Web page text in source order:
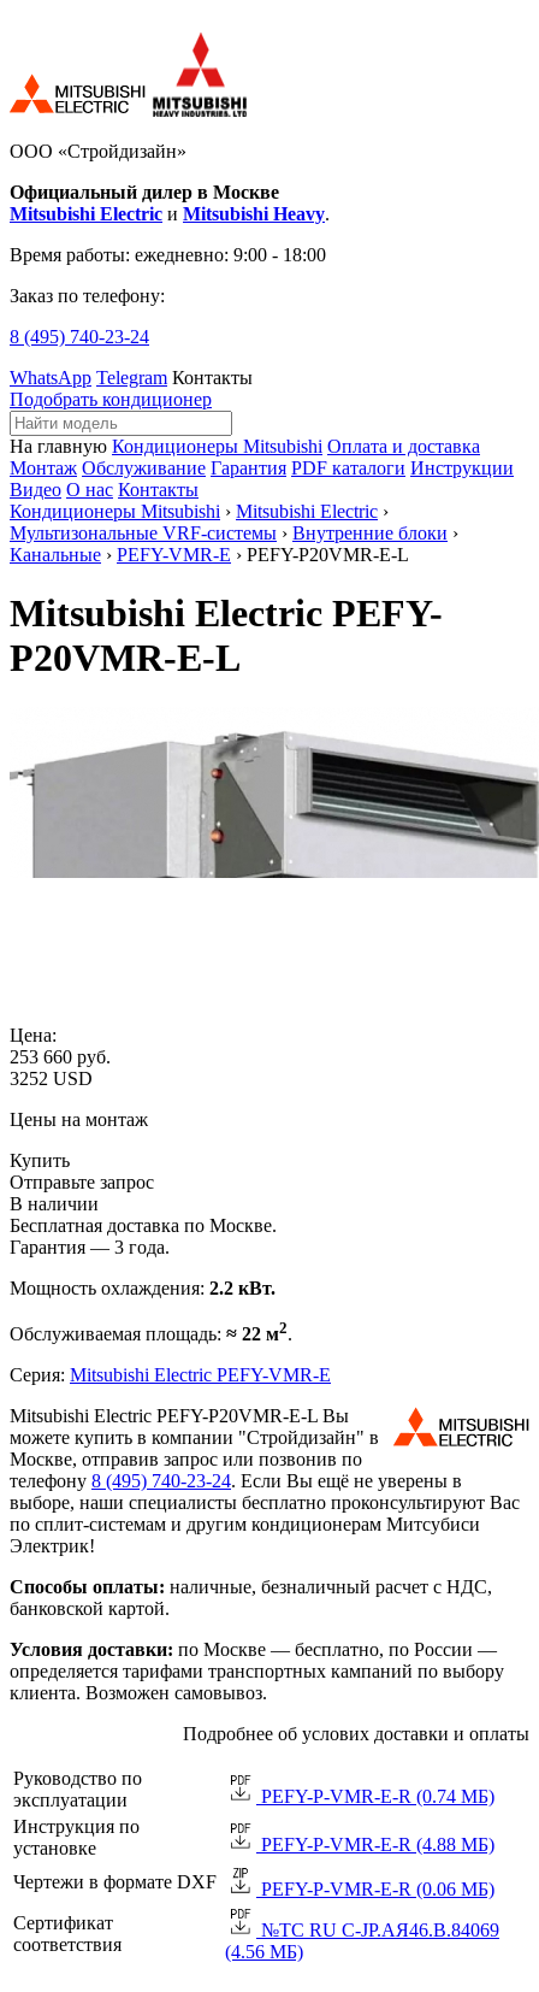
ООО «Стройдизайн»
Официальный дилер в Москве
Mitsubishi Electric и Mitsubishi Heavy.
Время работы: ежедневно: 9:00 - 18:00
Заказ по телефону:
8 (495) 740-23-24
WhatsApp Telegram Контакты
Подобрать кондиционер
На главную Кондиционеры Mitsubishi Оплата и доставка
Монтаж Обслуживание Гарантия PDF каталоги Инструкции
Видео О нас Контакты
Кондиционеры Mitsubishi › Mitsubishi Electric ›
Мультизональные VRF-системы › Внутренние блоки ›
Канальные › PEFY-VMR-E › PEFY-P20VMR-E-L
Mitsubishi Electric PEFY-
P20VMR-E-L
Цена:
253 660 руб.
3252 USD
Цены на монтаж
Купить
Отправьте запрос
В наличии
Бесплатная доставка по Москве.
Гарантия — 3 года.
Мощность охлаждения: 2.2 кВт.
Обслуживаемая площадь: ≈ 22 м2.
Серия: Mitsubishi Electric PEFY-VMR-E
Mitsubishi Electric PEFY-P20VMR-E-L Вы
можете купить в компании "Стройдизайн" в
Москве, отправив запрос или позвонив по
телефону 8 (495) 740-23-24. Если Вы ещё не уверены в
выборе, наши специалисты бесплатно проконсультируют Вас
по сплит-системам и другим кондиционерам Митсубиси
Электрик!
Способы оплаты: наличные, безналичный расчет с НДС,
банковской картой.
Условия доставки: по Москве — бесплатно, по России —
определяется тарифами транспортных кампаний по выбору
клиента. Возможен самовывоз.
Подробнее об услових доставки и оплаты
Руководство по
эксплуатации
PEFY-P-VMR-E-R (0.74 МБ)
Инструкция по
установке
PEFY-P-VMR-E-R (4.88 МБ)
Чертежи в формате DXF
PEFY-P-VMR-E-R (0.06 МБ)
Сертификат
соответствия
№TC RU C-JP.АЯ46.B.84069
(4.56 МБ)